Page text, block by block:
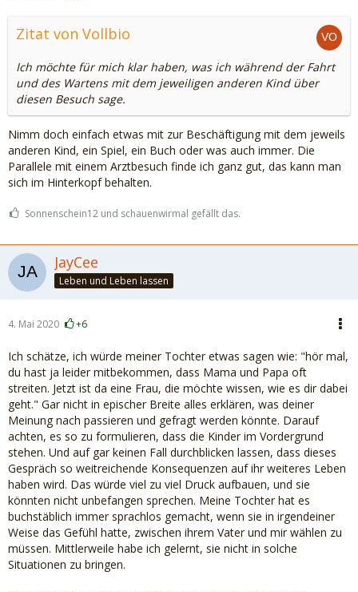
Zitat von Vollbio
Ich möchte für mich klar haben, was ich während der Fahrt
und des Wartens mit dem jeweiligen anderen Kind über
diesen Besuch sage.
Nimm doch einfach etwas mit zur Beschäftigung mit dem jeweils
anderen Kind, ein Spiel, ein Buch oder was auch immer. Die
Parallele mit einem Arztbesuch finde ich ganz gut, das kann man
sich im Hinterkopf behalten.
Sonnenschein12 und schauenwirmal gefällt das.
JayCee
Leben und Leben lassen
4. Mai 2020 +6
Ich schätze, ich würde meiner Tochter etwas sagen wie: "hör mal,
du hast ja leider mitbekommen, dass Mama und Papa oft
streiten. Jetzt ist da eine Frau, die möchte wissen, wie es dir dabei
geht." Gar nicht in epischer Breite alles erklären, was deiner
Meinung nach passieren und gefragt werden könnte. Darauf
achten, es so zu formulieren, dass die Kinder im Vordergrund
stehen. Und auf gar keinen Fall durchblicken lassen, dass dieses
Gespräch so weitreichende Konsequenzen auf ihr weiteres Leben
haben wird. Das würde viel zu viel Druck aufbauen, und sie
könnten nicht unbefangen sprechen. Meine Tochter hat es
buchstäblich immer sprachlos gemacht, wenn sie in irgendeiner
Weise das Gefühl hatte, zwischen ihrem Vater und mir wählen zu
müssen. Mittlerweile habe ich gelernt, sie nicht in solche
Situationen zu bringen.